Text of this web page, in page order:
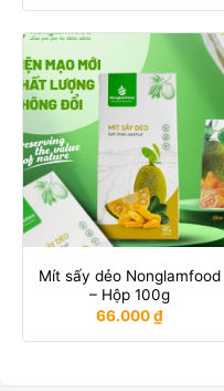
Mít sấy dẻo Nonglamfood
– Hộp 100g
66.000₫